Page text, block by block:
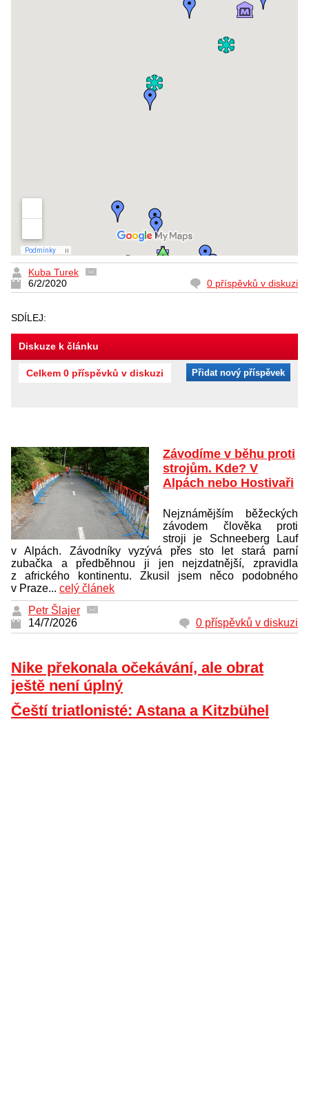
Kuba Turek
6/2/2020
0 příspěvků v diskuzi
SDÍLEJ:
Diskuze k článku
Celkem 0 příspěvků v diskuzi Přidat nový příspěvek
Závodíme v běhu proti
strojům. Kde? V
Alpách nebo Hostivaři
Nejznámějším běžeckých
závodem člověka proti
stroji je Schneeberg Lauf
v Alpách. Závodníky vyzývá přes sto let stará parní
zubačka a předběhnou ji jen nejzdatnější, zpravidla
z afrického kontinentu. Zkusil jsem něco podobného
v Praze... celý článek
Petr Šlajer
14/7/2026
0 příspěvků v diskuzi
Nike překonala očekávání, ale obrat
ještě není úplný
Čeští triatlonisté: Astana a Kitzbühel